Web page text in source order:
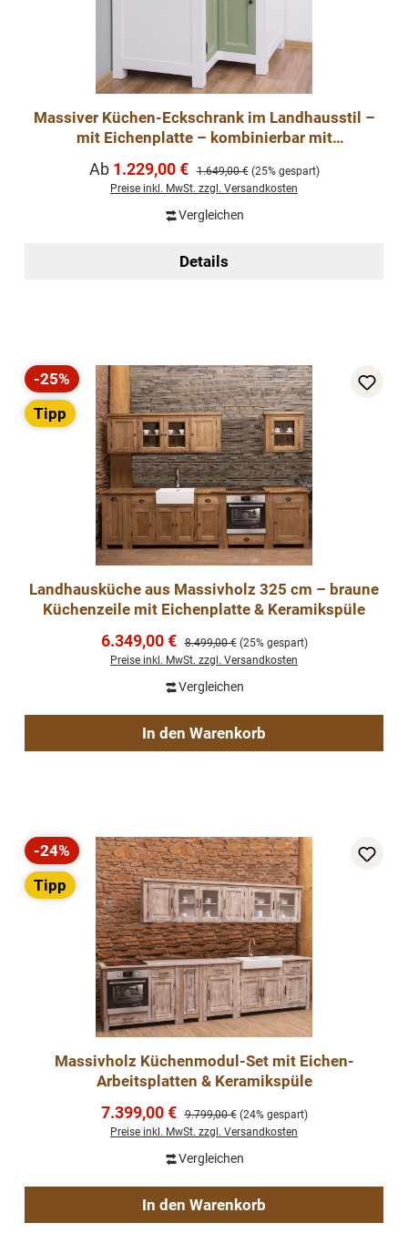
Massiver Küchen-Eckschrank im Landhausstil –
mit Eichenplatte – kombinierbar mit
Verkaufspreis:
Ab 1.229,00 € Regulärer Preis:
1.649,00 € (25% gespart)
Preise inkl. MwSt. zzgl. Versandkosten
Vergleichen
Details
Rabatt
-25%
Tipp
Landhausküche aus Massivholz 325 cm – braune
Küchenzeile mit Eichenplatte & Keramikspüle
Verkaufspreis:
6.349,00 € Regulärer Preis:
8.499,00 € (25% gespart)
Preise inkl. MwSt. zzgl. Versandkosten
Vergleichen
In den Warenkorb
Rabatt
-24%
Tipp
Massivholz Küchenmodul-Set mit Eichen-
Arbeitsplatten & Keramikspüle
Verkaufspreis:
7.399,00 € Regulärer Preis:
9.799,00 € (24% gespart)
Preise inkl. MwSt. zzgl. Versandkosten
Vergleichen
In den Warenkorb